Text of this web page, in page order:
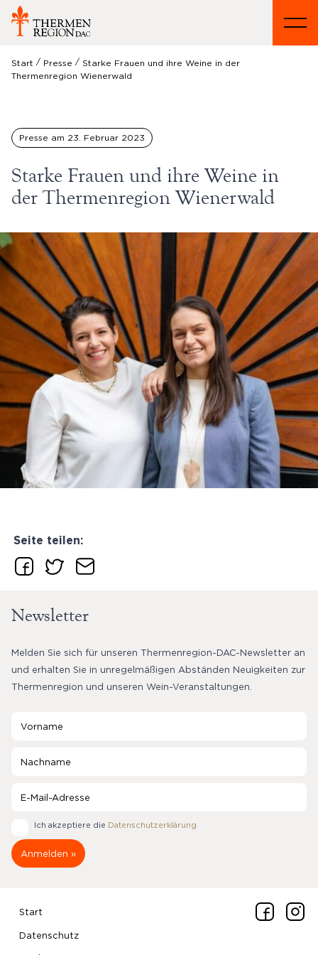
Start / Presse / Starke Frauen und ihre Weine in der
Thermenregion Wienerwald
Presse am 23. Februar 2023
Starke Frauen und ihre Weine in
der Thermenregion Wienerwald
Seite teilen:
Newsletter
Melden Sie sich für unseren Thermenregion-DAC-Newsletter an
und erhalten Sie in unregelmäßigen Abständen Neuigkeiten zur
Thermenregion und unseren Wein-Veranstaltungen.
Ich akzeptiere die Datenschutzerklärung
Start
Datenschutz